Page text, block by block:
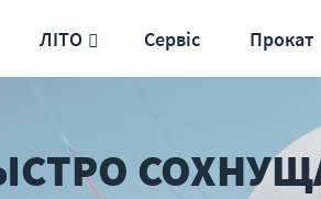
ЛІТО Сервіс Прокат